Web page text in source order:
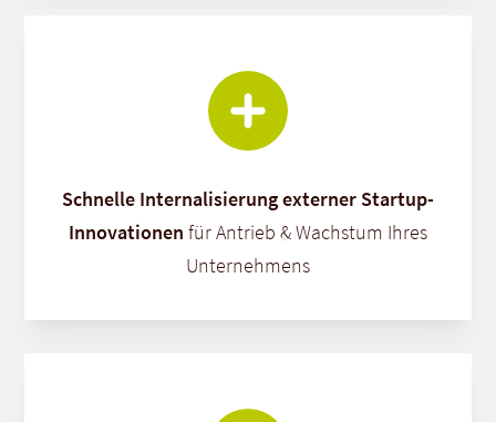
Schnelle Internalisierung externer Startup-
Innovationen für Antrieb & Wachstum Ihres
Unternehmens